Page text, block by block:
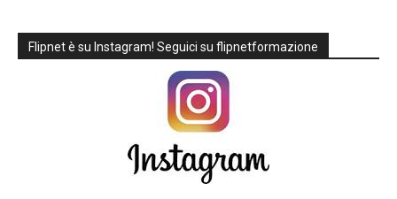
Flipnet è su Instagram! Seguici su flipnetformazione